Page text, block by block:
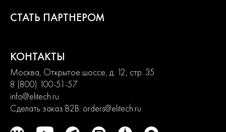
СТАТЬ ПАРТНЕРОМ
КОНТАКТЫ
Москва, Открытое шоссе, д. 12, стр. 35
8 (800) 100-51-57
info@elitech.ru
Сделать заказ B2B: orders@elitech.ru